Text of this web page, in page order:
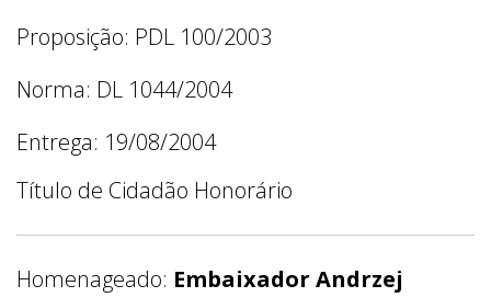
Proposição: PDL 100/2003
Norma: DL 1044/2004
Entrega: 19/08/2004
Título de Cidadão Honorário
Homenageado: Embaixador Andrzej